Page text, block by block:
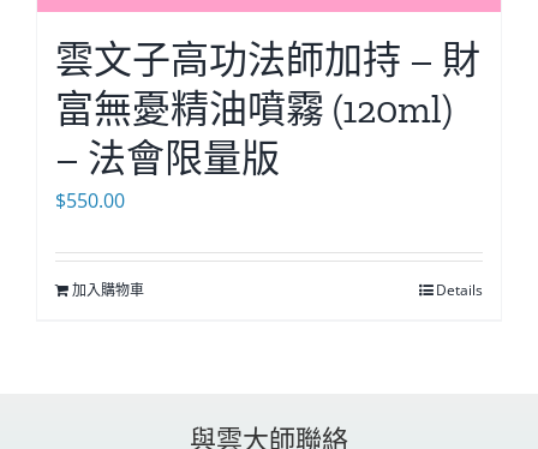
雲文子高功法師加持 – 財
富無憂精油噴霧 (120ml)
– 法會限量版
$550.00
加入購物車 Details
與雲大師聯絡